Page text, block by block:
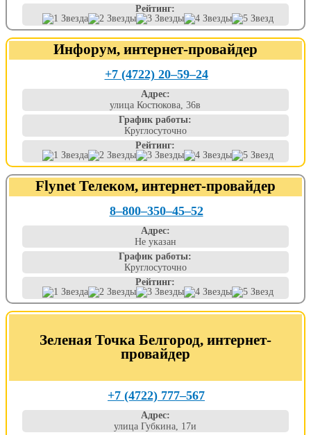
Рейтинг:
Инфорум, интернет-провайдер
+7 (4722) 20‒59‒24
Адрес:
улица Костюкова, 36в
График работы:
Круглосуточно
Рейтинг:
Flynet Телеком, интернет-провайдер
8‒800‒350‒45‒52
Адрес:
Не указан
График работы:
Круглосуточно
Рейтинг:
Зеленая Точка Белгород, интернет-
провайдер
+7 (4722) 777‒567
Адрес:
улица Губкина, 17и